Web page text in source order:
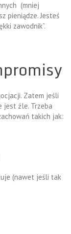
(mniej
pieniądze. Jesteś
zawodnik”.
Zatem jeśli
jest źle. Trzeba
takich jak:
(nawet jeśli tak